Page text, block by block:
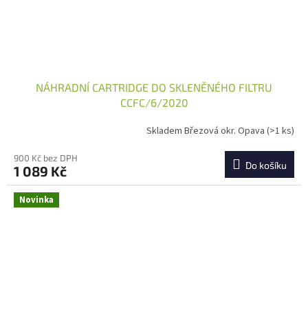
NÁHRADNÍ CARTRIDGE DO SKLENĚNÉHO FILTRU
CCFC/6/2020
Skladem Březová okr. Opava (>1 ks)
900 Kč bez DPH
1 089 Kč Do košíku
Novinka